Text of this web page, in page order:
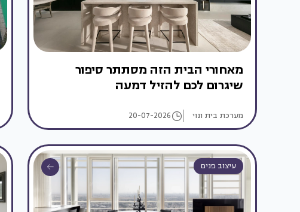
מאחורי הבית הזה מסתתר סיפור
שיגרום לכם להזיל דמעה
מערכת בית ונוי 20-07-2026
עיצוב פנים